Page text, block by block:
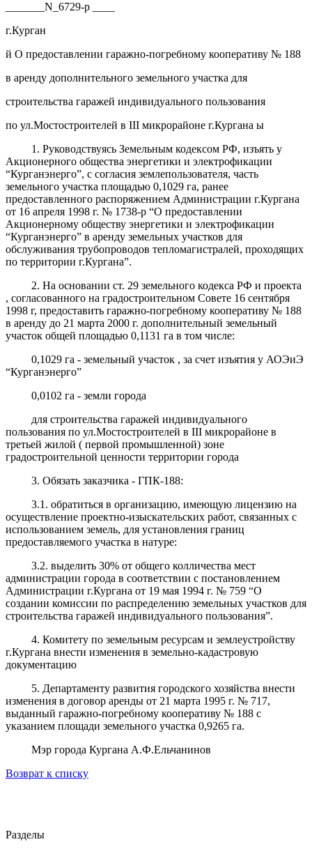
_______N_6729-р ____
г.Курган
й О предоставлении гаражно-погребному кооперативу № 188
в аренду дополнительного земельного участка для
строительства гаражей индивидуального пользования
по ул.Мостостроителей в III микрорайоне г.Кургана ы
1. Руководствуясь Земельным кодексом РФ, изъять у
Акционерного общества энергетики и электрофикации
“Курганэнерго”, с согласия землепользователя, часть
земельного участка площадью 0,1029 га, ранее
предоставленного распоряжением Администрации г.Кургана
от 16 апреля 1998 г. № 1738-р “О предоставлении
Акционерному обществу энергетики и электрофикации
“Курганэнерго” в аренду земельных участков для
обслуживания трубопроводов тепломагистралей, проходящих
по территории г.Кургана”.
2. На основании ст. 29 земельного кодекса РФ и проекта
, согласованного на градостроительном Совете 16 сентября
1998 г, предоставить гаражно-погребному кооперативу № 188
в аренду до 21 марта 2000 г. дополнительный земельный
участок общей площадью 0,1131 га в том числе:
0,1029 га - земельный участок , за счет изъятия у АОЭиЭ
“Курганэнерго”
0,0102 га - земли города
для строительства гаражей индивидуального
пользования по ул.Мостостроителей в III микрорайоне в
третьей жилой ( первой промышленной) зоне
градостроительной ценности территории города
3. Обязать заказчика - ГПК-188:
3.1. обратиться в организацию, имеющую лицензию на
осуществление проектно-изыскательских работ, связанных с
использованием земель, для установления границ
предоставляемого участка в натуре:
3.2. выделить 30% от общего колличества мест
администрации города в соответствии с постановлением
Администрации г.Кургана от 19 мая 1994 г. № 759 “О
создании комиссии по распределению земельных участков для
строительства гаражей индивидуального пользования”.
4. Комитету по земельным ресурсам и землеустройству
г.Кургана внести изменения в земельно-кадастровую
документацию
5. Департаменту развития городского хозяйства внести
изменения в договор аренды от 21 марта 1995 г. № 717,
выданный гаражно-погребному кооперативу № 188 с
указанием площади земельного участка 0,9265 га.
Мэр города Кургана А.Ф.Ельчанинов
Возврат к списку
Разделы